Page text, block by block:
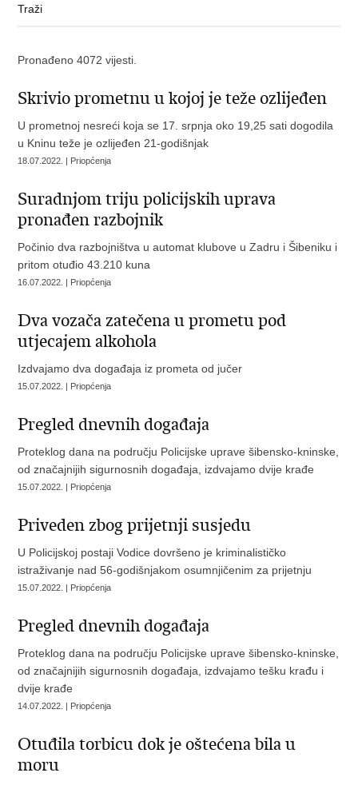
Pronađeno 4072 vijesti.
Skrivio prometnu u kojoj je teže ozlijeđen
U prometnoj nesreći koja se 17. srpnja oko 19,25 sati dogodila
u Kninu teže je ozlijeđen 21-godišnjak
18.07.2022. | Priopćenja
Suradnjom triju policijskih uprava
pronađen razbojnik
Počinio dva razbojništva u automat klubove u Zadru i Šibeniku i
pritom otuđio 43.210 kuna
16.07.2022. | Priopćenja
Dva vozača zatečena u prometu pod
utjecajem alkohola
Izdvajamo dva događaja iz prometa od jučer
15.07.2022. | Priopćenja
Pregled dnevnih događaja
Proteklog dana na području Policijske uprave šibensko-kninske,
od značajnijih sigurnosnih događaja, izdvajamo dvije krađe
15.07.2022. | Priopćenja
Priveden zbog prijetnji susjedu
U Policijskoj postaji Vodice dovršeno je kriminalističko
istraživanje nad 56-godišnjakom osumnjičenim za prijetnju
15.07.2022. | Priopćenja
Pregled dnevnih događaja
Proteklog dana na području Policijske uprave šibensko-kninske,
od značajnijih sigurnosnih događaja, izdvajamo tešku krađu i
dvije krađe
14.07.2022. | Priopćenja
Otuđila torbicu dok je oštećena bila u
moru